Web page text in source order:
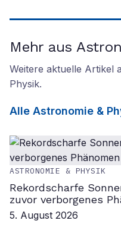
Mehr aus
Weitere aktuelle Artikel
Physik.
Alle Astronomie &
ASTRONOMIE & PHYSIK
Rekordscharfe
zuvor verborgenes
5. August 2026